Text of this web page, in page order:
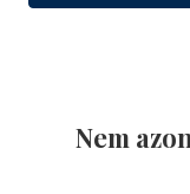
Nem